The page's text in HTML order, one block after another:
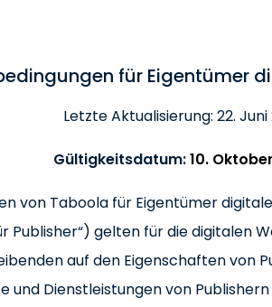
für Eigentümer
Letzte Aktualisierung: 22. Juni
Gültigkeitsdatum:10.
von Taboola für Eigentümer
Publisher“) gelten für die digitalen
auf den Eigenschaften von
Dienstleistungen von